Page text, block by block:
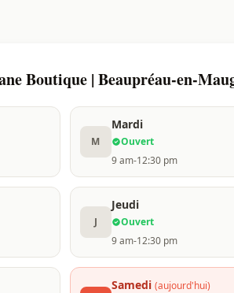
Boutique | Beaupréau-en-
M
Mardi
Ouvert
9 am-12:30 pm
J
Jeudi
Ouvert
9 am-12:30 pm
Samedi (aujourd'hui)